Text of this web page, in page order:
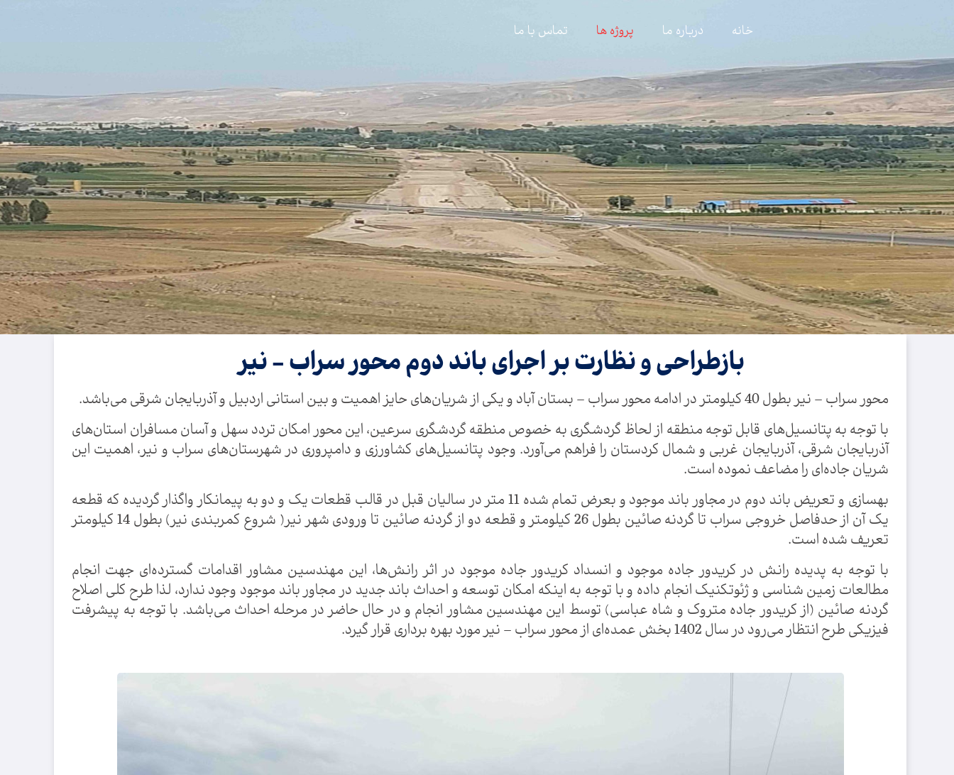
خانه درباره ما پروژه ها تماس با ما
بازطراحی و نظارت بر اجرای باند دوم محور سراب - نیر
محور سراب – نیر بطول 40 کیلومتر در ادامه محور سراب – بستان آباد و یکی از شریان‌های حایز اهمیت و بین استانی اردبیل و آذربایجان شرقی می‌باشد.
با توجه به پتانسیل‌های قابل توجه منطقه از لحاظ گردشگری به خصوص منطقه گردشگری سرعین، این محور امکان تردد سهل و آسان مسافران استان‌های
آذربایجان شرقی، آذربایجان غربی و شمال کردستان را فراهم می‌آورد. وجود پتانسیل‌های کشاورزی و دامپروری در شهرستان‌های سراب و نیر، اهمیت این
شریان جاده‌ای را مضاعف نموده است.
بهسازی و تعریض باند دوم در مجاور باند موجود و بعرض تمام شده 11 متر در سالیان قبل در قالب قطعات یک و دو به پیمانکار واگذار گردیده که قطعه
یک آن از حدفاصل خروجی سراب تا گردنه صائین بطول 26 کیلومتر و قطعه دو از گردنه صائین تا ورودی شهر نیر( شروع کمربندی نیر) بطول 14 کیلومتر
تعریف شده است.
با توجه به پدیده رانش در کریدور جاده موجود و انسداد کریدور جاده موجود در اثر رانش‌ها، این مهندسین مشاور اقدامات گسترده‌ای جهت انجام
مطالعات زمین شناسی و ژئوتکنیک انجام داده و با توجه به اینکه امکان توسعه و احداث باند جدید در مجاور باند موجود وجود ندارد، لذا طرح کلی اصلاح
گردنه صائین (از کریدور جاده متروک و شاه عباسی) توسط این مهندسین مشاور انجام و در حال حاضر در مرحله احداث می‌باشد. با توجه به پیشرفت
فیزیکی طرح انتظار می‌رود در سال 1402 بخش عمده‌ای از محور سراب – نیر مورد بهره برداری قرار گیرد.